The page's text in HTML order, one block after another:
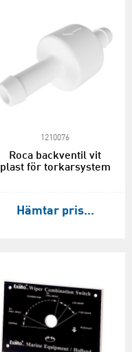
1210076
Roca backventil vit
plast för torkarsystem
Hämtar pris...